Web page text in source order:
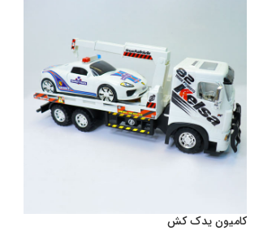
کامیون یدک کش